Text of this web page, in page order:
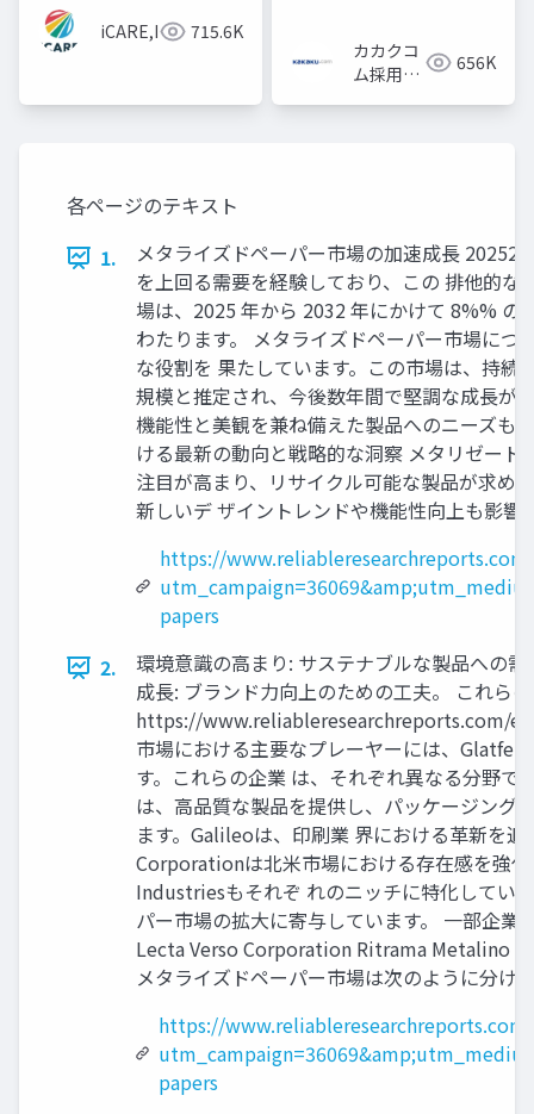
iCARE,Inc 715.6K
カカクコ
ム採用担
656K
各ページのテキスト
1.
メタライズドペーパー市場の加速成長
を上回る需要を経験しており、この 排他的
場は、2025 年から 2032 年にかけて 8%% の
わたります。 メタライズドペーパー市場に
な役割を 果たしています。この市場は、持
規模と推定され、今後数年間で堅調な成長が
機能性と美観を兼ね備えた製品へのニーズも
ける最新の動向と戦略的な洞察 メタリゼー
注目が高まり、リサイクル可能な製品が求め
新しいデ ザイントレンドや機能性向上も影響
https://
papers
2.
環境意識の高まり: サステナブルな製品への
成長: ブランド力向上のための工夫。 これら
https://www.reliableresearchreports.com/
市場における主要なプレーヤーには、
す。これらの企業 は、それぞれ異なる分野
は、高品質な製品を提供し、パッケージング
ます。Galileoは、印刷業 界における革新を
Corporationは北米市場における存在感を強
Industriesもそれぞ れのニッチに特化してい
パー市場の拡大に寄与しています。 一部企
Lecta Verso Corporation Ritrama Metalino
メタライズドペーパー市場は次のように分け
https://
papers